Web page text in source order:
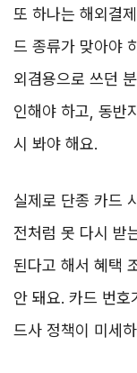
또 하나는 해외결
드 종류가 맞아야
외겸용으로 쓰던
인해야 하고, 동반
시 봐야 해요.
실제로 단종 카드
전처럼 못 다시 받
된다고 해서 혜택
안 돼요. 카드 번
드사 정책이 미세